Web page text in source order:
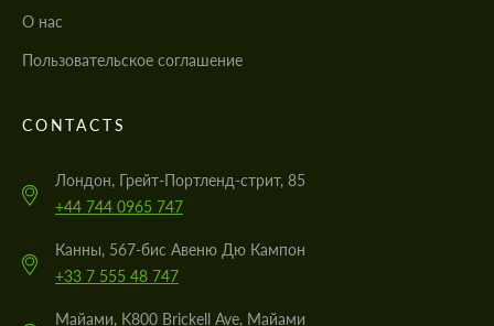
О нас
Пользовательское соглашение
CONTACTS
Лондон, Грейт-Портленд-стрит, 85
+44 744 0965 747
Канны, 567-бис Авеню Дю Кампон
+33 7 555 48 747
Майами, K800 Brickell Ave, Майами